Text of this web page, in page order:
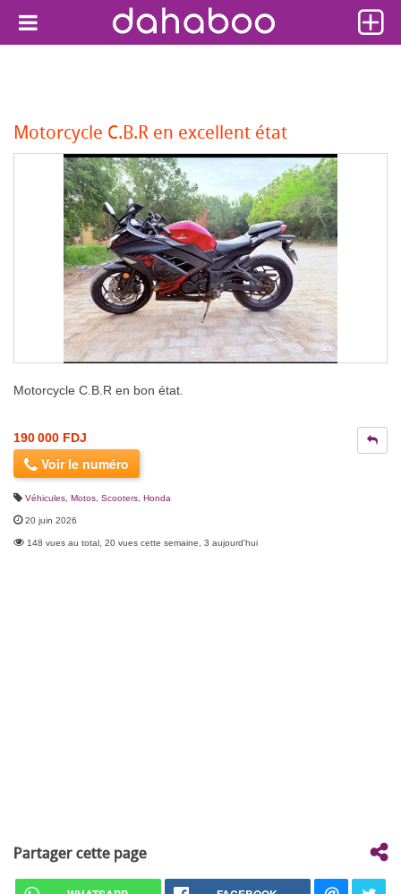
Motorcycle C.B.R en excellent état
Motorcycle C.B.R en bon état.
190 000 FDJ
Voir le numéro
Véhicules Motos, Scooters Honda
20 juin 2026
148 vues au total, 20 vues cette semaine, 3 aujourd'hui
Partager cette page